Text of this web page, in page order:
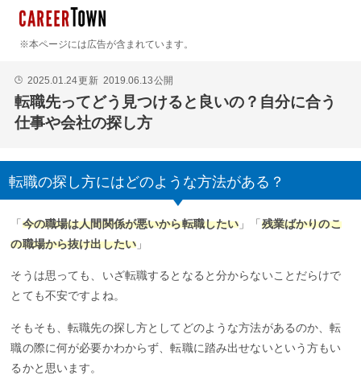
※本ページには広告が含まれています。
🕒 2025.01.24更新 2019.06.13公開
転職先ってどう見つけると良いの？自分に合う
仕事や会社の探し方
転職の探し方にはどのような方法がある？
「 今の職場は人間関係が悪いから転職したい 」「 残業ばかりのこ
の職場から抜け出したい 」
そうは思っても、いざ転職するとなると分からないことだらけで
とても不安ですよね。
そもそも、転職先の探し方としてどのような方法があるのか、転
職の際に何が必要かわからず、転職に踏み出せないという方もい
るかと思います。